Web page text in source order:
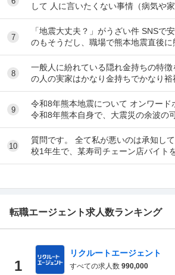
して 人に言いたくない事情（病気や
り、上司や総務等に相談した結果、
7
「地震大丈夫？」がうざい件 SNSで
のもそうだし、職場で熊本地震直後
「うるさい！今それどころじゃない
8
一般人に紛れている隠れ金持ちの特徴
の人の実家はかなり金持ちでかなり裕
だな」とわかる特徴を教えてください
9
令和8年熊本地震について オンワード
令和8年熊本自身で、大震災の余波の
員に売上金の確保（金庫への預け入
10
質問です。 全て私が悪いのは承知し
校1年生で、某寿司チェーン店バイト
た。面接をし、その場で採用をもら
転職エージェント求人数ランキング
1
リクルートエージェント
すべての求人数 990,000